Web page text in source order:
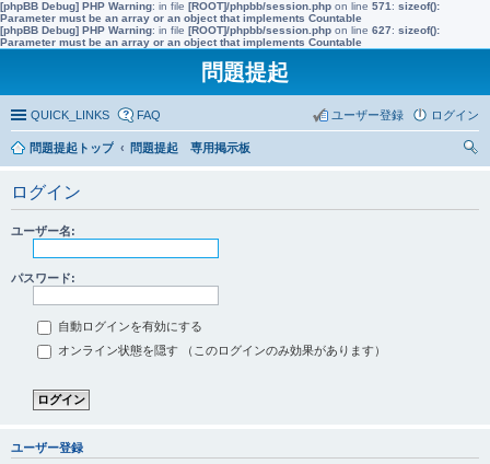
[phpBB Debug] PHP Warning: in file [ROOT]/phpbb/session.php on line 571 : sizeof():
Parameter must be an array or an object that implements Countable
[phpBB Debug] PHP Warning: in file [ROOT]/phpbb/session.php on line 627: sizeof():
Parameter must be an array or an object that implements Countable
問題提起
QUICK_LINKS FAQ ログイン
ユーザー登録
問題提起トップ
問題提起 専用掲示板
ログイン
ユーザー名:
パスワード:
自動ログインを有効にする
オンライン状態を隠す （このログインのみ効果があります）
ユーザー登録